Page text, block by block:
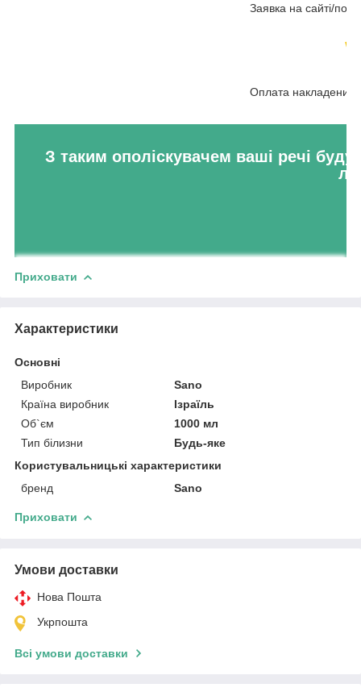
Заявка на сайті/по
Оплата
З таким ополіскувачем ваші речі
Приховати
Характеристики
Основні
Виробник
Sano
Країна виробник
Ізраїль
Об`єм
1000 мл
Тип білизни
Будь-яке
Користувальницькі характеристики
бренд
Sano
Приховати
Умови доставки
Нова Пошта
Укрпошта
Всі умови доставки